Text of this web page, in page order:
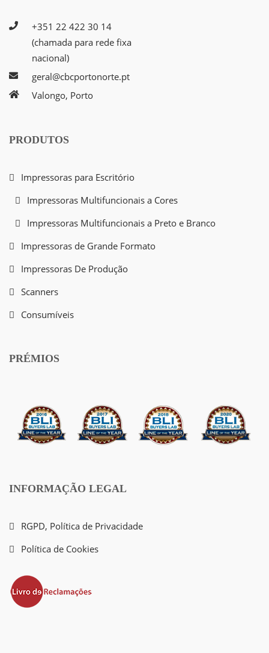
+351 22 422 30 14
(chamada para rede fixa
nacional)
geral@cbcportonorte.pt
Valongo, Porto
PRODUTOS
Impressoras para Escritório
Impressoras Multifuncionais a Cores
Impressoras Multifuncionais a Preto e Branco
Impressoras de Grande Formato
Impressoras De Produção
Scanners
Consumíveis
PRÉMIOS
INFORMAÇÃO LEGAL
RGPD, Política de Privacidade
Política de Cookies